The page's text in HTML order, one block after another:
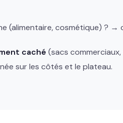
(alimentaire, cosmétique) ?
caché (sacs
sur les côtés et le plateau.